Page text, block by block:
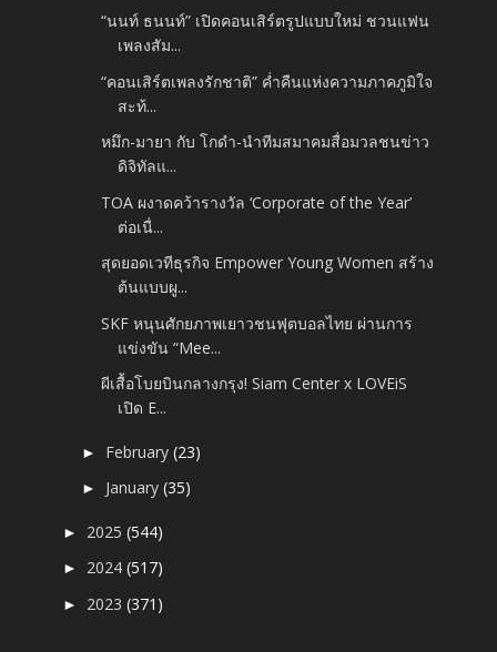
“นนท์ ธนนท์” เปิดคอนเสิร์ตรูปแบบใหม่ ชวนแฟน
เพลงสัม...
“คอนเสิร์ตเพลงรักชาติ” ค่ำคืนแห่งความภาคภูมิใจ
สะท้...
หมึก-มายา กับ โกดำ-นำทีมสมาคมสื่อมวลชนข่าว
ดิจิทัลแ...
TOA ผงาดคว้ารางวัล ‘Corporate of the Year’
ต่อเนื่...
สุดยอดเวทีธุรกิจ Empower Young Women สร้าง
ต้นแบบผู...
SKF หนุนศักยภาพเยาวชนฟุตบอลไทย ผ่านการ
แข่งขัน “Mee...
ผีเสื้อโบยบินกลางกรุง! Siam Center x LOVEiS
เปิด E...
► February(23)
► January(35)
► 2025(544)
► 2024(517)
► 2023(371)